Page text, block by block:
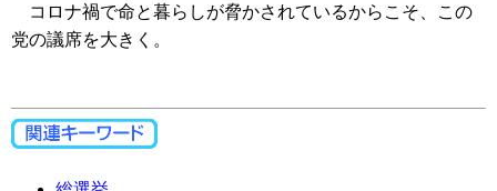
コロナ禍で命と暮らしが脅かされているからこそ、この
党の議席を大きく。